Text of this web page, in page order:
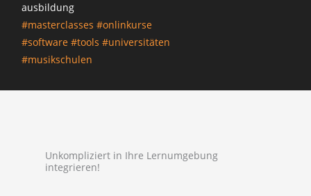
ausbildung
#masterclasses #onlinkurse
#software #tools #universitäten
#musikschulen
Unkompliziert in Ihre Lernumgebung
integrieren!